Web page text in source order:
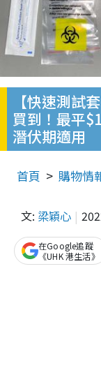
【快速測試
買到！最平
潛伏期適用
首頁 購物情
文: 梁穎心
在Google追蹤
《UHK 港生活》